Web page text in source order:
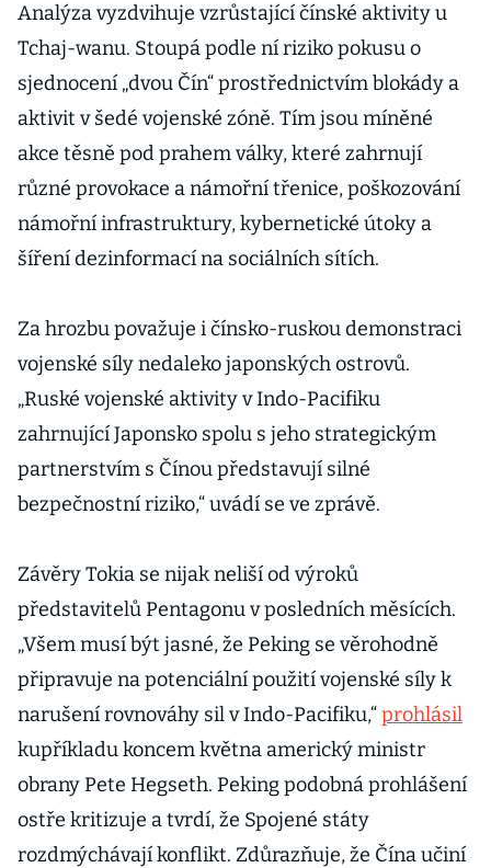
Analýza vyzdvihuje vzrůstající čínské aktivity u
Tchaj-wanu. Stoupá podle ní riziko pokusu o
sjednocení „dvou Čín“ prostřednictvím blokády a
aktivit v šedé vojenské zóně. Tím jsou míněné
akce těsně pod prahem války, které zahrnují
různé provokace a námořní třenice, poškozování
námořní infrastruktury, kybernetické útoky a
šíření dezinformací na sociálních sítích.
Za hrozbu považuje i čínsko-ruskou demonstraci
vojenské síly nedaleko japonských ostrovů.
„Ruské vojenské aktivity v Indo-Pacifiku
zahrnující Japonsko spolu s jeho strategickým
partnerstvím s Čínou představují silné
bezpečnostní riziko,“ uvádí se ve zprávě.
Závěry Tokia se nijak neliší od výroků
představitelů Pentagonu v posledních měsících.
„Všem musí být jasné, že Peking se věrohodně
připravuje na potenciální použití vojenské síly k
narušení rovnováhy sil v Indo-Pacifiku,“prohlásil
kupříkladu koncem května americký ministr
obrany Pete Hegseth. Peking podobná prohlášení
ostře kritizuje a tvrdí, že Spojené státy
rozdmýchávají konflikt. Zdůrazňuje, že Čína učiní